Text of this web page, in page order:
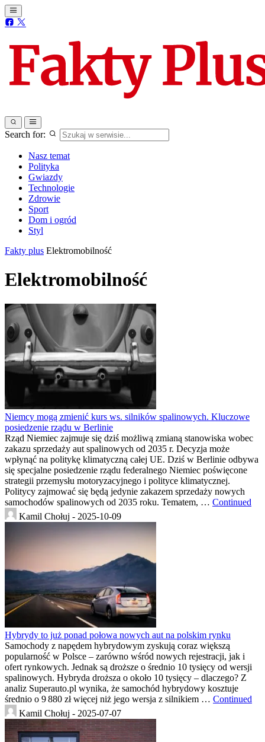
Search for:
Nasz temat
Polityka
Gwiazdy
Technologie
Zdrowie
Sport
Dom i ogród
Styl
Fakty plus Elektromobilność
Elektromobilność
Niemcy mogą zmienić kurs ws. silników spalinowych. Kluczowe
posiedzenie rządu w Berlinie
Rząd Niemiec zajmuje się dziś możliwą zmianą stanowiska wobec
zakazu sprzedaży aut spalinowych od 2035 r. Decyzja może
wpłynąć na politykę klimatyczną całej UE. Dziś w Berlinie odbywa
się specjalne posiedzenie rządu federalnego Niemiec poświęcone
strategii przemysłu motoryzacyjnego i polityce klimatycznej.
Politycy zajmować się będą jedynie zakazem sprzedaży nowych
samochodów spalinowych od 2035 roku. Tematem, … Continued
Kamil Chołuj - 2025-10-09
Hybrydy to już ponad połowa nowych aut na polskim rynku
Samochody z napędem hybrydowym zyskują coraz większą
popularność w Polsce – zarówno wśród nowych rejestracji, jak i
ofert rynkowych. Jednak są droższe o średnio 10 tysięcy od wersji
spalinowych. Hybryda droższa o około 10 tysięcy – dlaczego? Z
analiz Superauto.pl wynika, że samochód hybrydowy kosztuje
średnio o 9 880 zł więcej niż jego wersja z silnikiem … Continued
Kamil Chołuj - 2025-07-07